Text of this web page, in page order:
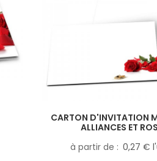
CARTON D'INVITATION
ALLIANCES ET
à partir de
0,27 €